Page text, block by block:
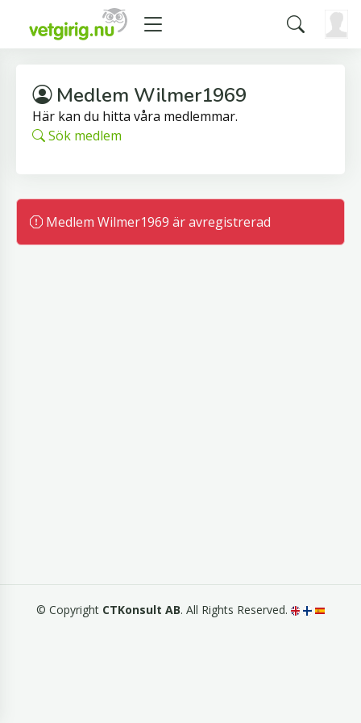
Medlem Wilmer1969
Här kan du hitta våra medlemmar.
Sök medlem
Medlem Wilmer1969 är avregistrerad
© Copyright CTKonsult AB. All Rights Reserved.